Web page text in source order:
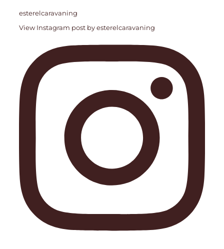
esterelcaravaning
View Instagram post by esterelcaravaning